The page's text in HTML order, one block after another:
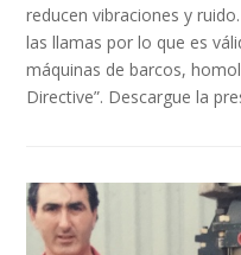
reducen vibraciones y
las llamas por lo que es
máquinas de barcos,
Directive”. Descargue la